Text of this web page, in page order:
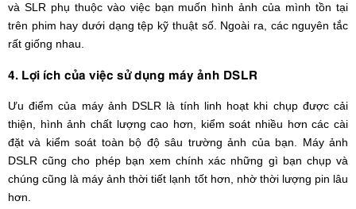
và SLR phụ thuộc vào việc bạn muốn hình ảnh của mình tồn tại
trên phim hay dưới dạng tệp kỹ thuật số. Ngoài ra, các nguyên tắc
rất giống nhau.
4. Lợi ích của việc sử dụng máy ảnh DSLR
Ưu điểm của máy ảnh DSLR là tính linh hoạt khi chụp được cải
thiện, hình ảnh chất lượng cao hơn, kiểm soát nhiều hơn các cài
đặt và kiểm soát toàn bộ độ sâu trường ảnh của bạn. Máy ảnh
DSLR cũng cho phép bạn xem chính xác những gì bạn chụp và
chúng cũng là máy ảnh thời tiết lạnh tốt hơn, nhờ thời lượng pin lâu
hơn.